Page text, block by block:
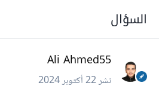
السؤال
Ali Ahmed55
نشر22 أكتوبر 2024